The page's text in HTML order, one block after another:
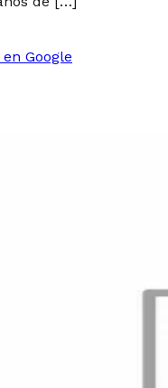
Google